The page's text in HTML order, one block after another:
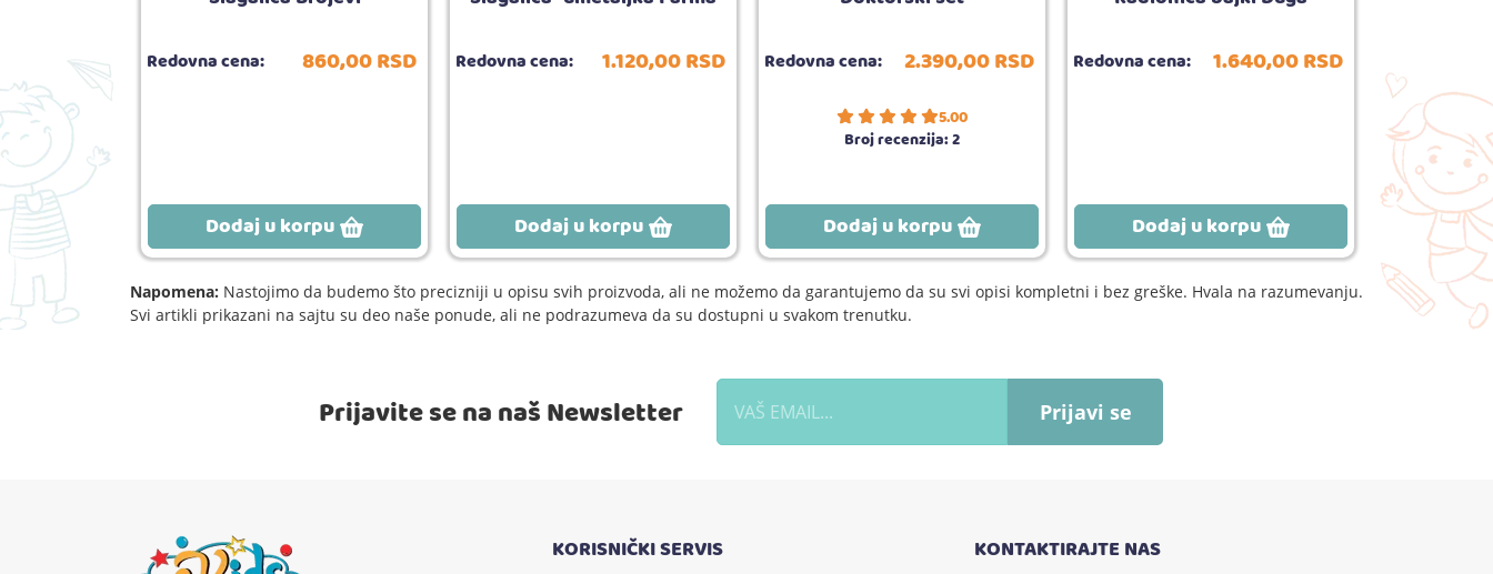
RSD Redovna cena: 860,00RSD
Dodaj u korpu
Redovna cena: 1.120,00RSD
Dodaj u korpu
Redovna cena: 2.390,00RSD
5.00
Broj recenzija:2
Dodaj u korpu
Redovna cena: 1.640,00RSD
Dodaj u korpu
Napomena: Nastojimo da budemo što precizniji u opisu svih proizvoda, ali ne možemo da garantujemo da su svi opisi kompletni i bez greške. Hvala na razumevanju.
Svi artikli prikazani na sajtu su deo naše ponude, ali ne podrazumeva da su dostupni u svakom trenutku.
Prijavite se na naš Newsletter Prijavi se
KORISNIČKI SERVIS KONTAKTIRAJTE NAS